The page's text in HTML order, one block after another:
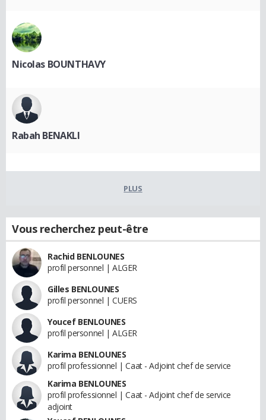
Nicolas BOUNTHAVY
Rabah BENAKLI
PLUS
Vous recherchez peut-être
Rachid BENLOUNES
profil personnel | ALGER
Gilles BENLOUNES
profil personnel | CUERS
Youcef BENLOUNES
profil personnel | ALGER
Karima BENLOUNES
profil professionnel | Caat - Adjoint chef de service
Karima BENLOUNES
profil professionnel | Caat - Adjoint chef de service
adjoint